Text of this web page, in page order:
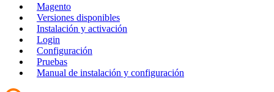
Magento
Versiones disponibles
Instalación y activación
Login
Configuración
Pruebas
Manual de instalación y configuración